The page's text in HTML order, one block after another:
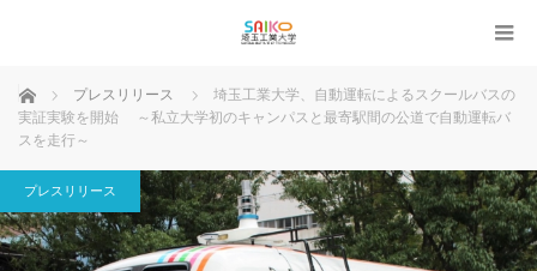
ホーム プレスリリース
埼玉工業大学、自動運転によるスクールバスの
実証実験を開始 ～私立大学初のキャンパスと最寄駅間の公道で自動運転バ
スを走行～
プレスリリース